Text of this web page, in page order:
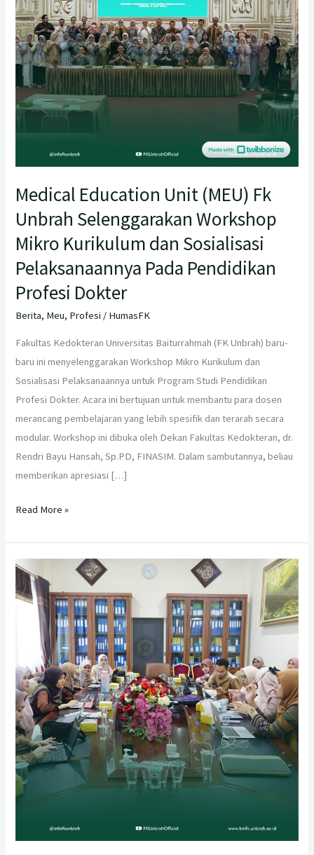
Medical Education Unit (MEU) Fk
Unbrah Selenggarakan Workshop
Mikro Kurikulum dan Sosialisasi
Pelaksanaannya Pada Pendidikan
Profesi Dokter
Berita, Meu, Profesi / HumasFK
Fakultas Kedokteran Universitas Baiturrahmah (FK Unbrah) baru-
baru ini menyelenggarakan Workshop Mikro Kurikulum dan
Sosialisasi Pelaksanaannya untuk Program Studi Pendidikan
Profesi Dokter. Acara ini bertujuan untuk membantu para dosen
merancang pembelajaran yang lebih spesifik dan terarah secara
modular. Workshop ini dibuka oleh Dekan Fakultas Kedokteran, dr.
Rendri Bayu Hansah, Sp.PD, FINASIM. Dalam sambutannya, beliau
memberikan apresiasi […]
Selenggarakan
Workshop
Mikro
Kurikulum
dan
Sosialisasi
Pelaksanaannya
Pendidikan
Dokter
Read More »
Workshop
Pengembangan
Kurikulum
Pendidikan
Profesi
Dokter
Fakultas
Kedokteran
Universitas
Baiturrahmah